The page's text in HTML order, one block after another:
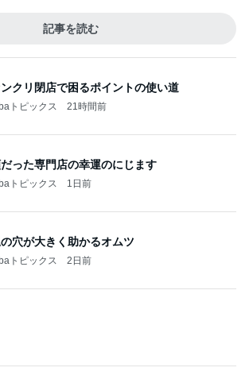
トピックス 21時間前
った専門店の幸運のにじます
トピックス 1日前
穴が大きく助かるオムツ
トピックス 2日前